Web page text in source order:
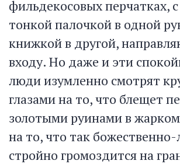
фильдекосовых перчатках,
тонкой палочкой в одной
книжкой в другой,
входу. Но даже и эти
люди изумленно смотрят
глазами на то, что блещет
золотыми руинами в
на то, что так божественно-
стройно громоздится на